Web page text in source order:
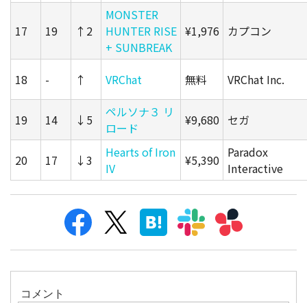
17 19 ↑2
MONSTER
HUNTER RISE
+ SUNBREAK
¥1,976 カプコン
18 - ↑ VRChat 無料 VRChat Inc.
19 14 ↓5
ペルソナ３ リ
ロード
¥9,680 セガ
20 17 ↓3
Hearts of Iron
IV
¥5,390 Paradox
Interactive